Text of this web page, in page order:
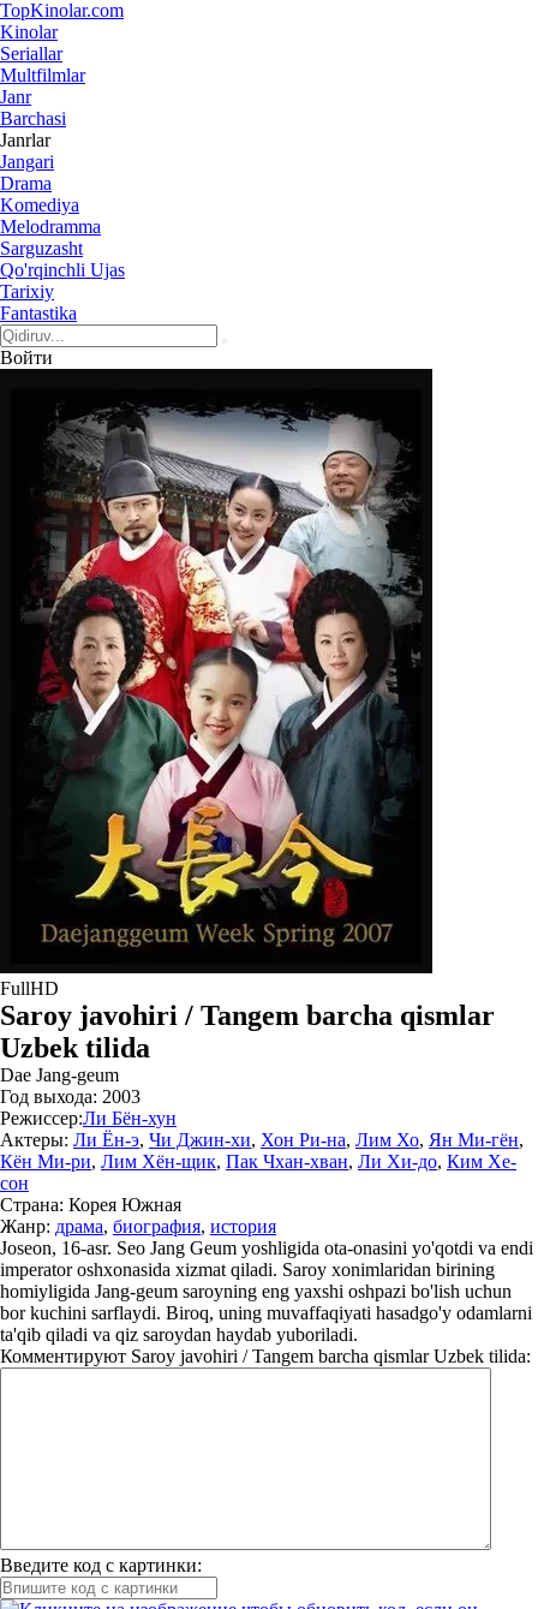
TopKinolar.com
Kinolar
Seriallar
Multfilmlar
Janr
Barchasi
Janrlar
Jangari
Drama
Komediya
Melodramma
Sarguzasht
Qo'rqinchli Ujas
Tarixiy
Fantastika
Войти
FullHD
Saroy javohiri / Tangem barcha qismlar
Uzbek tilida
Dae Jang-geum
Год выхода: 2003
Режиссер:Ли Бён-хун
Актеры: Ли Ён-э, Чи Джин-хи, Хон Ри-на, Лим Хо, Ян Ми-гён,
Кён Ми-ри, Лим Хён-щик, Пак Чхан-хван, Ли Хи-до, Ким Хе-
сон
Страна: Корея Южная
Жанр: драма, биография, история
Joseon, 16-asr. Seo Jang Geum yoshligida ota-onasini yo'qotdi va endi
imperator oshxonasida xizmat qiladi. Saroy xonimlaridan birining
homiyligida Jang-geum saroyning eng yaxshi oshpazi bo'lish uchun
bor kuchini sarflaydi. Biroq, uning muvaffaqiyati hasadgo'y odamlarni
ta'qib qiladi va qiz saroydan haydab yuboriladi.
Комментируют Saroy javohiri / Tangem barcha qismlar Uzbek tilida:
Введите код с картинки: